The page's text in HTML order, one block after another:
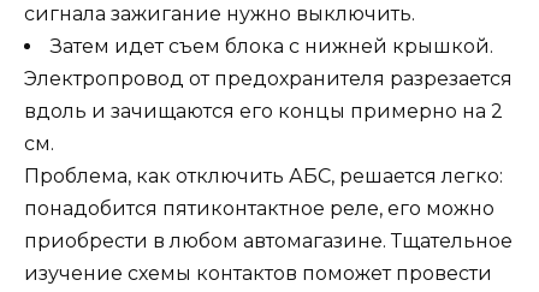
сигнала зажигание нужно выключить.
Затем идет съем блока с нижней крышкой.
Электропровод от предохранителя разрезается
вдоль и зачищаются его концы примерно на 2
см.
Проблема, как отключить АБС, решается легко:
понадобится пятиконтактное реле, его можно
приобрести в любом автомагазине. Тщательное
изучение схемы контактов поможет провести